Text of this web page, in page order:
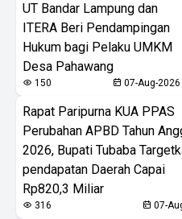
UT Bandar Lampung dan
ITERA Beri Pendampingan
Hukum bagi Pelaku UMKM
Desa Pahawang
150 07-Aug-2026
Rapat Paripurna KUA PPAS
Perubahan APBD Tahun
2026, Bupati Tubaba
pendapatan Daerah Capai
Rp820,3 Miliar
316 07-